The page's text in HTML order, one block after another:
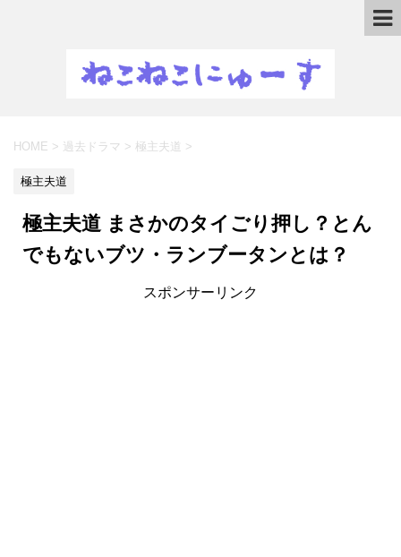
HOME > 過去ドラマ > 極主夫道 >
極主夫道
極主夫道 まさかのタイごり押し？とん
でもないブツ・ランブータンとは？
スポンサーリンク